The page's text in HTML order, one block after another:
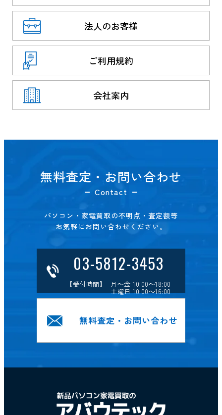
法人のお客様
ご利用規約
会社案内
無料査定・お問い合わせ
Contact
パソコン・家電買取の不明点・査定額等
お気軽にお問い合わせください。
03-5812-3453
【受付時間】 月～金 10:00～18:00
土曜日 10:00～16:00
無料査定・お問い合わせ